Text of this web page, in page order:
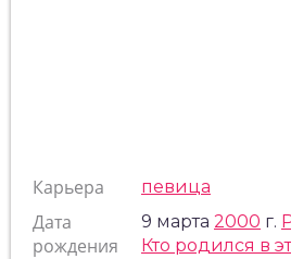
Карьера певица
Дата
рождения
9 марта 2000 г.
Кто родился в